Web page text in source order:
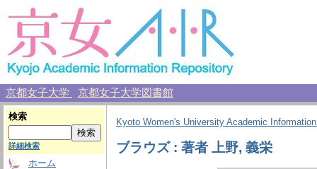
京都女子大学 京都女子大学図書館
検索
詳細検索
ホーム
Kyoto Women's University Academic
ブラウズ : 著者 上野, 義栄